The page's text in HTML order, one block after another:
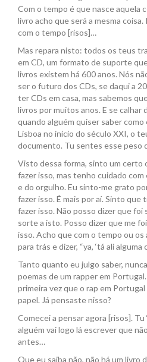
Com o tempo é que nasce aquela
livro acho que será a mesma coisa.
com o tempo [risos]…
Mas repara nisto: todos os teus
em CD, um formato de suporte
livros existem há 600 anos. Nós
ser o futuro dos CDs, se daqui a
ter CDs em casa, mas sabemos
livros por muitos anos. E se calhar
quando alguém quiser saber como
Lisboa no início do século XXI, o
documento. Tu sentes esse peso
Visto dessa forma, sinto um certo
fazer isso, mas tenho cuidado
e do orgulho. Eu sinto-me grato
fazer isso. É mais por aí. Sinto
fazer isso. Não posso dizer que
sorte a isto. Posso dizer que me
isso. Acho que com o tempo ou
para trás e dizer, “ya, ‘tá ali alguma
Tanto quanto eu julgo saber,
poemas de um rapper em
primeira vez que o rap em
papel. Já pensaste nisso?
Comecei a pensar agora [risos]. Tu
alguém vai logo lá escrever que
antes…
Que eu saiba não, não há um livro